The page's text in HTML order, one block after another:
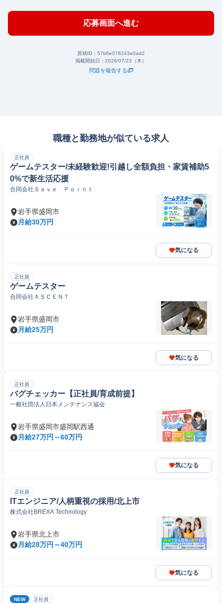
応募画面へ進む
原稿ID： 57b6e078243e0ad2
掲載開始日： 2026/07/23（木）
問題を報告する
職種と勤務地が似ている求人
正社員
ゲームテスター/未経験歓迎!引越し全額負担・家賃補助5
0%で新生活応援
合同会社Ｓａｖｅ Ｐｏｉｎｔ
岩手県盛岡市
月給30万円
気になる
正社員
ゲームテスター
合同会社ＡＳＣＥＮＴ
岩手県盛岡市
月給25万円
気になる
正社員
バグチェッカー【正社員/育成前提】
一般社団法人日本メンテナンス協会
岩手県盛岡市盛岡駅西通
月給27万円～60万円
気になる
正社員
ITエンジニア/人柄重視の採用/北上市
株式会社BREXA Technology
岩手県北上市
月給28万円～40万円
気になる
NEW 正社員